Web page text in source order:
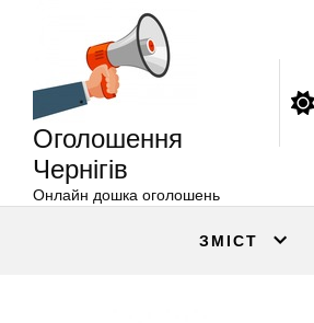
Оголошення
Чернігів
Онлайн дошка оголошень
ЗМІСТ